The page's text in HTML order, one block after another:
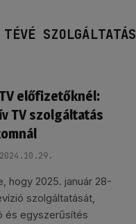
TÉVÉ SZOLGÁLTATÁS
előfizetőknél:
TV szolgáltatás
2024.10.29.
hogy 2025. január 28-
szolgáltatását,
és egyszerűsítés